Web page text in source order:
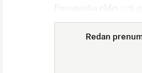
Europeiska rådet
i ett
Redan